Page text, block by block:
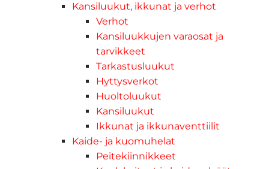
Kansiluukut, ikkunat ja verhot
Verhot
Kansiluukkujen varaosat ja
tarvikkeet
Tarkastusluukut
Hyttysverkot
Huoltoluukut
Kansiluukut
Ikkunat ja ikkunaventtiilit
Kaide- ja kuomuhelat
Peitekiinnikkeet